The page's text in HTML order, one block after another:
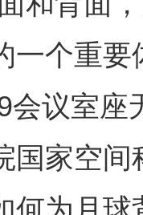
一个重
会议室
国家空